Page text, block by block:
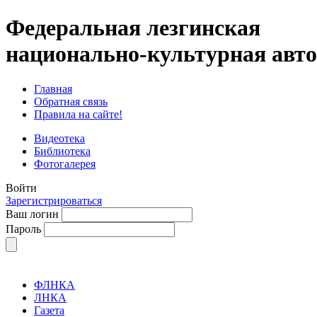
Федеральная лезгинская
национально-культурная
Главная
Обратная связь
Правила на сайте!
Видеотека
Библиотека
Фотогалерея
Войти
Зарегистрироваться
Ваш логин
Пароль
ФЛНКА
ЛНКА
Газета